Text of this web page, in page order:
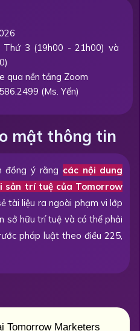
Tomorrow Marketers
Thứ 3 (19h00 - 21h00) và
qua nền tảng Zoom
(Ms. Yến)
đồng ý rằng các nội dung
sản trí tuệ của Tomorrow
tài liệu ra ngoài phạm vi lớp
sở hữu trí tuệ và có thể phải
pháp luật theo điều 225,
mật thông tin